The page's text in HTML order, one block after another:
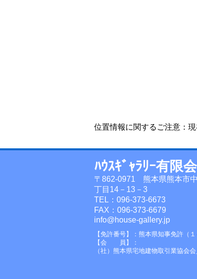
位置情報に関するご注意：
ﾊｳｽｷﾞｬﾗﾘｰ有限
〒862-0971 熊本県熊本市
丁目14－13－3
TEL：096-373-6673
FAX：096-373-6679
info@house-gallery.jp
【免許番号】：熊本県知事免許（
【会 員】：
（社）熊本県宅地建物取引業協会会